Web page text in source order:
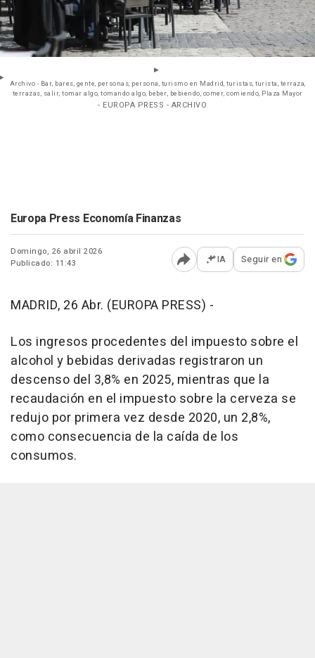
Archivo - Bar, bares, gente, personas, persona, turismo en Madrid, turistas, turista, terraza,
terrazas, salir, tomar algo, tomando algo, beber, bebiendo, comer, comiendo, Plaza Mayor
- EUROPA PRESS - ARCHIVO
Europa Press Economía Finanzas
Domingo, 26 abril 2026
Publicado: 11:43
Abrir opciones para
IA Seguir en
MADRID, 26 Abr. (EUROPA PRESS) -
Los ingresos procedentes del impuesto sobre el
alcohol y bebidas derivadas registraron un
descenso del 3,8% en 2025, mientras que la
recaudación en el impuesto sobre la cerveza se
redujo por primera vez desde 2020, un 2,8%,
como consecuencia de la caída de los
consumos.